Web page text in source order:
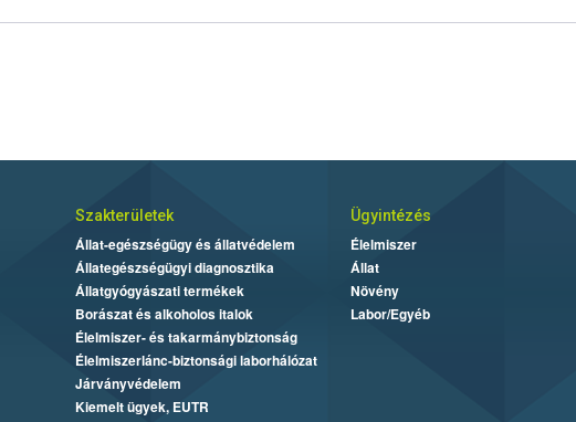
Szakterületek
Állat-egészségügy és állatvédelem
Állategészségügyi diagnosztika
Állatgyógyászati termékek
Borászat és alkoholos italok
Élelmiszer- és takarmánybiztonság
Élelmiszerlánc-biztonsági laborhálózat
Járványvédelem
Kiemelt ügyek, EUTR
Ügyintézés
Élelmiszer
Állat
Növény
Labor/Egyéb